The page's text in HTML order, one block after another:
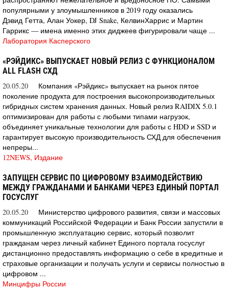
популярными у злоумышленников в 2019 году оказались
Дэвид Гетта, Алан Уокер, DJ Snake, КелвинХаррис и Мартин
Гаррикс — имена именно этих диджеев фигурировали чаще ...
Лаборатория Касперского
«РЭЙДИКС» ВЫПУСКАЕТ НОВЫЙ РЕЛИЗ С ФУНКЦИОНАЛОМ
ALL FLASH СХД
20.05.20
Компания «Рэйдикс» выпускает на рынок пятое
поколение продукта для построения высокопроизводительных
гибридных систем хранения данных. Новый релиз RAIDIX 5.0.1
оптимизирован для работы с любыми типами нагрузок,
объединяет уникальные технологии для работы с HDD и SSD и
гарантирует высокую производительность СХД для обеспечения
непреры...
12NEWS, Издание
ЗАПУЩЕН СЕРВИС ПО ЦИФРОВОМУ ВЗАИМОДЕЙСТВИЮ
МЕЖДУ ГРАЖДАНАМИ И БАНКАМИ ЧЕРЕЗ ЕДИНЫЙ ПОРТАЛ
ГОСУСЛУГ
20.05.20
Министерство цифрового развития, связи и массовых
коммуникаций Российской Федерации и Банк России запустили в
промышленную эксплуатацию сервис, который позволит
гражданам через личный кабинет Единого портала госуслуг
дистанционно предоставлять информацию о себе в кредитные и
страховые организации и получать услуги и сервисы полностью в
цифровом ...
Минцифры России